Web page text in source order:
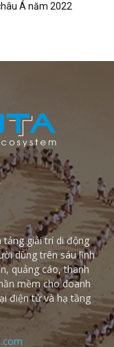
Á năm 2022
giải trí di động
dùng trên sáu lĩnh
quảng cáo, thanh
mềm cho doanh
điện tử và hạ tầng